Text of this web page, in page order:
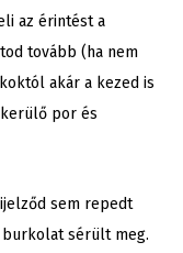
az érintést a
tovább (ha nem
akár a kezed is
por és
sem repedt
burkolat sérült meg.